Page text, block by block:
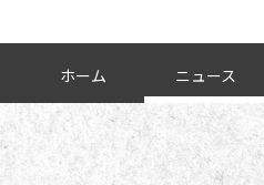
カテゴリーナビゲーション
ホーム ニュース